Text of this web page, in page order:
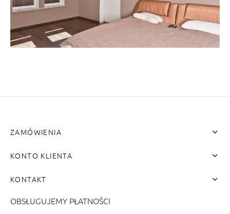
ZAMÓWIENIA
KONTO KLIENTA
KONTAKT
OBSŁUGUJEMY PŁATNOŚCI